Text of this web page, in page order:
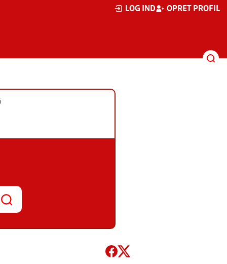
LOG IND OPRET PROFIL